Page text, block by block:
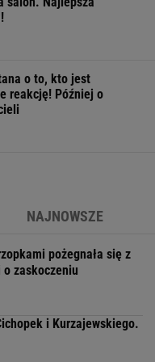
o to, kto jest
reakcję! Później o
NAJNOWSZE
pożegnała się z
zaskoczeniu
i Kurzajewskiego.